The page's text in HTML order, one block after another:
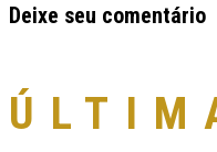
Deixe seu comentário